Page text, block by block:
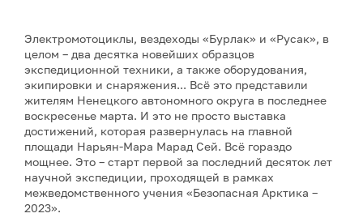
Электромотоциклы, вездеходы «Бурлак» и «Русак», в
целом – два десятка новейших образцов
экспедиционной техники, а также оборудования,
экипировки и снаряжения... Всё это представили
жителям Ненецкого автономного округа в последнее
воскресенье марта. И это не просто выставка
достижений, которая развернулась на главной
площади Нарьян-Мара Марад Сей. Всё гораздо
мощнее. Это – старт первой за последний десяток лет
научной экспедиции, проходящей в рамках
межведомственного учения «Безопасная Арктика –
2023».